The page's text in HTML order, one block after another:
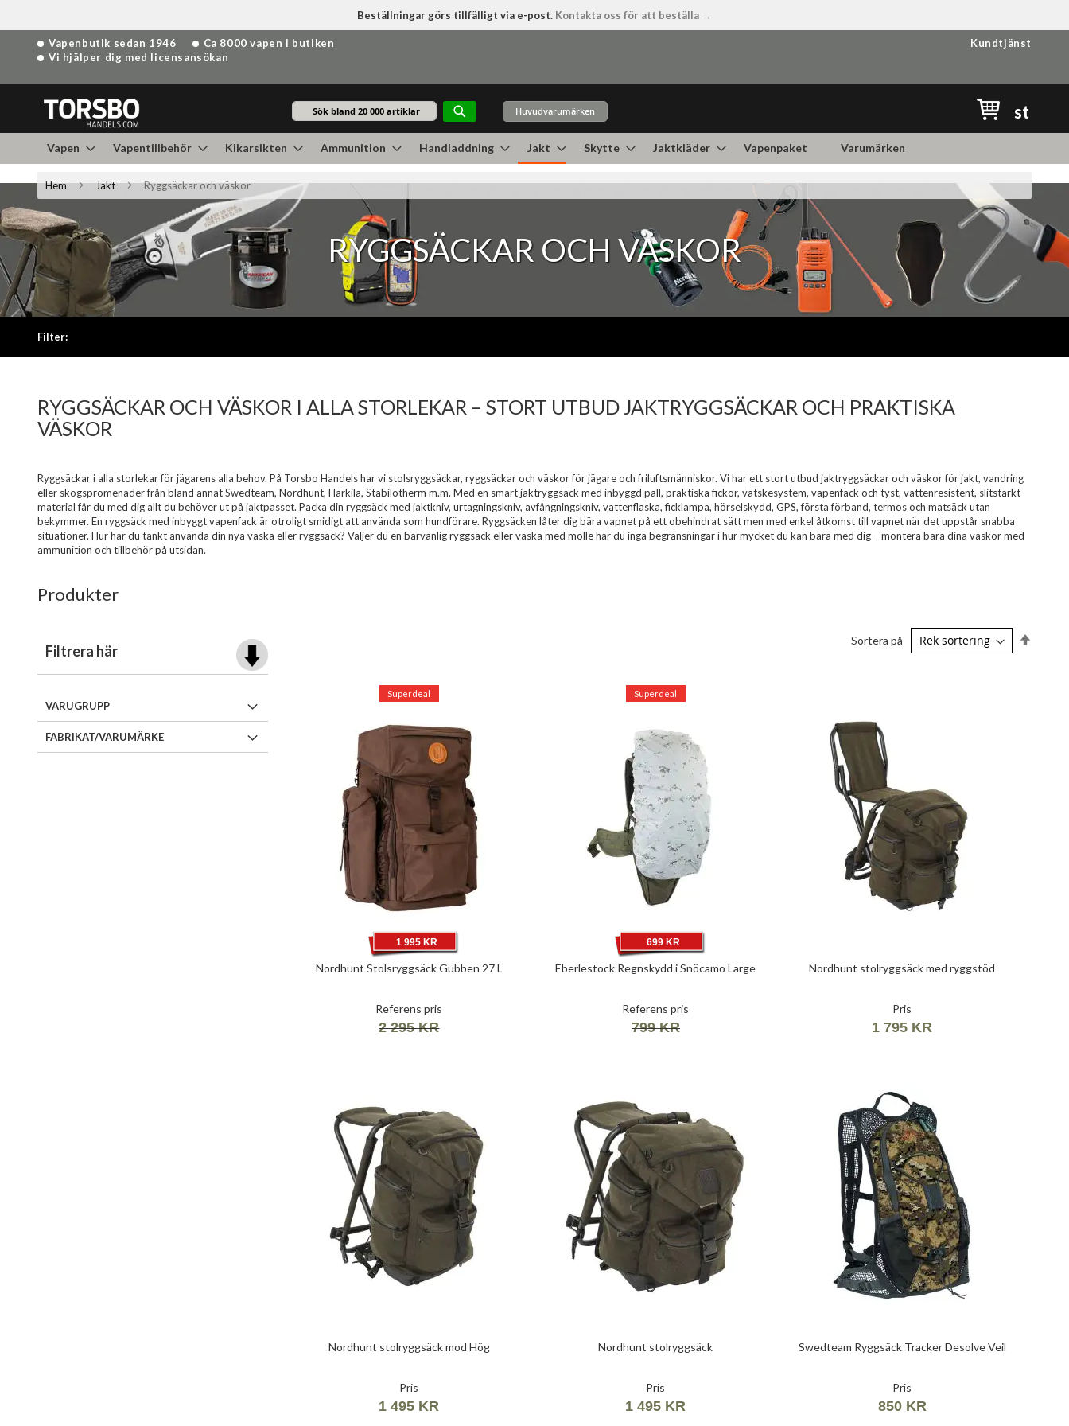
Beställningar görs tillfälligt via e-post. Kontakta oss för att beställa →
Hoppa
till
Vapenbutik sedan 1946
Ca 8000 vapen i butiken
Vi hjälper dig med licensansökan
Kundtjänst
Sök
Huvudvarumärken st
Vapen Vapentillbehör Kikarsikten Ammunition Handladdning Jakt Skytte Jaktkläder Vapenpaket Varumärken
Hem Jakt Ryggsäckar och väskor
RYGGSÄCKAR OCH VÄSKOR
Filter:
RYGGSÄCKAR OCH VÄSKOR I ALLA STORLEKAR – STORT UTBUD JAKTRYGGSÄCKAR OCH PRAKTISKA
VÄSKOR
Ryggsäckar i alla storlekar för jägarens alla behov. På Torsbo Handels har vi stolsryggsäckar, ryggsäckar och väskor för jägare och friluftsmänniskor. Vi har ett stort utbud jaktryggsäckar och väskor för jakt, vandring
eller skogspromenader från bland annat Swedteam, Nordhunt, Härkila, Stabilotherm m.m. Med en smart jaktryggsäck med inbyggd pall, praktiska fickor, vätskesystem, vapenfack och tyst, vattenresistent, slitstarkt
material får du med dig allt du behöver ut på jaktpasset. Packa din ryggsäck med jaktkniv, urtagningskniv, avfångningskniv, vattenflaska, ficklampa, hörselskydd, GPS, första förband, termos och matsäck utan
bekymmer. En ryggsäck med inbyggt vapenfack är otroligt smidigt att använda som hundförare. Ryggsäcken låter dig bära vapnet på ett obehindrat sätt men med enkel åtkomst till vapnet när det uppstår snabba
situationer. Hur har du tänkt använda din nya väska eller ryggsäck? Väljer du en bärvänlig ryggsäck eller väska med molle har du inga begränsningar i hur mycket du kan bära med dig – montera bara dina väskor med
ammunition och tillbehör på utsidan.
Produkter
Sortera på
Superdeal
Nordhunt Stolsryggsäck Gubben 27 L
1 995 KR
Referens pris
2 295 KR
Superdeal
Eberlestock Regnskydd i Snöcamo Large
699 KR
Referens pris
799 KR
Nordhunt stolryggsäck med ryggstöd
Pris
1 795 KR
Nordhunt stolryggsäck mod Hög
Pris
1 495 KR
Nordhunt stolryggsäck
Pris
1 495 KR
Swedteam Ryggsäck Tracker Desolve Veil
Pris
850 KR
Filtrera här
VARUGRUPP
FABRIKAT/VARUMÄRKE